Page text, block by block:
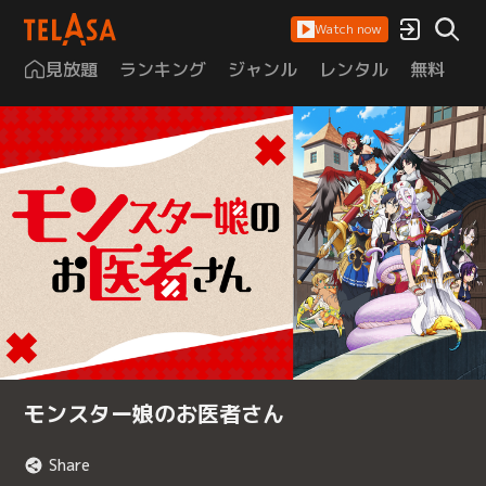
Watch now
見放題 ランキング ジャンル レンタル 無料
モンスター娘のお医者さん
Share